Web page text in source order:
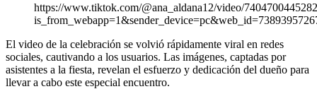
https://www.tiktok.com/@ana_aldana12/video/
El video de la celebración se volvió rápidamente viral en redes
sociales, cautivando a los usuarios. Las imágenes, captadas por
asistentes a la fiesta, revelan el esfuerzo y dedicación del dueño para
llevar a cabo este especial encuentro.